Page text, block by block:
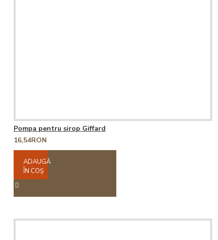
Pompa pentru sirop Giffard
16,54RON
ADAUGĂ
ÎN COŞ